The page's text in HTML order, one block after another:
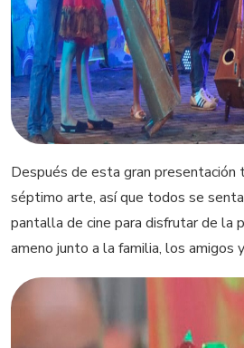
Después de esta gran
séptimo arte, así que todos se
pantalla de cine para disfrutar de la
ameno junto a la familia, los amigos